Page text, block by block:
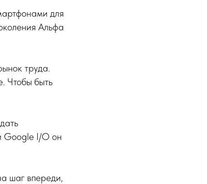
для
Альфа
труда.
Чтобы быть
Google I/O он
шаг впереди,